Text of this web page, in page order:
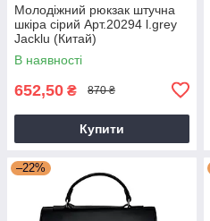
Молодіжний рюкзак штучна
шкіра сірий Арт.20294 l.grey
Jacklu (Китай)
В наявності
652,50 ₴ 870 ₴
Купити
–22%